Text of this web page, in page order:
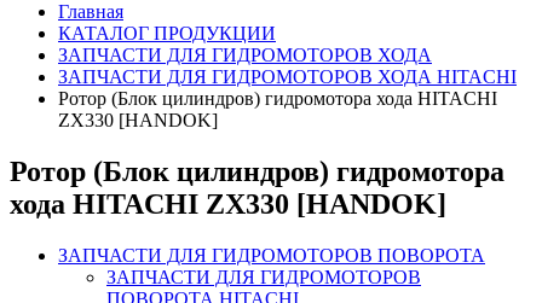
Главная
КАТАЛОГ ПРОДУКЦИИ
ЗАПЧАСТИ ДЛЯ ГИДРОМОТОРОВ ХОДА
ЗАПЧАСТИ ДЛЯ ГИДРОМОТОРОВ ХОДА HITACHI
Ротор (Блок цилиндров) гидромотора хода HITACHI
ZX330 [HANDOK]
Ротор (Блок цилиндров) гидромотора
хода HITACHI ZX330 [HANDOK]
ЗАПЧАСТИ ДЛЯ ГИДРОМОТОРОВ ПОВОРОТА
ЗАПЧАСТИ ДЛЯ ГИДРОМОТОРОВ
ПОВОРОТА HITACHI